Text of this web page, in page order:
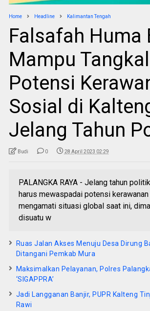
Home Headline Kalimantan Tengah
Falsafah Huma
Mampu Tangkal
Potensi
Sosial di
Jelang Tahun
Budi 0 28 April 2023 02:29
PALANGKA RAYA - Jelang tahun
harus mewaspadai potensi
mengamati situasi global saat ini,
disuatu w
Ruas Jalan Akses Menuju Desa Dirung
Ditangani Pemkab Mura
Maksimalkan Pelayanan, Polres
‘SIGAPPRA’
Jadi Langganan Banjir, PUPR Kalteng
Rawi